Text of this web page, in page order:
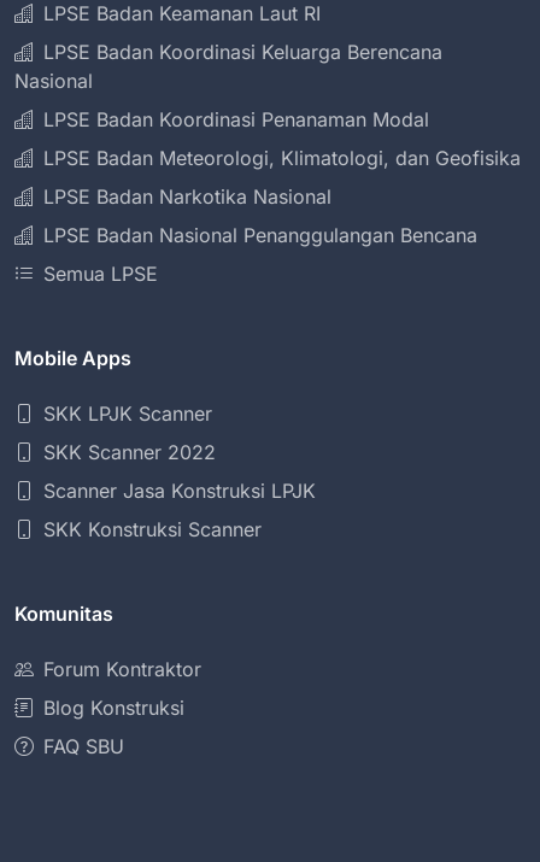
LPSE Badan Keamanan Laut RI
LPSE Badan Koordinasi Keluarga Berencana
Nasional
LPSE Badan Koordinasi Penanaman Modal
LPSE Badan Meteorologi, Klimatologi, dan Geofisika
LPSE Badan Narkotika Nasional
LPSE Badan Nasional Penanggulangan Bencana
Semua LPSE
Mobile Apps
SKK LPJK Scanner
SKK Scanner 2022
Scanner Jasa Konstruksi LPJK
SKK Konstruksi Scanner
Komunitas
Forum Kontraktor
Blog Konstruksi
FAQ SBU